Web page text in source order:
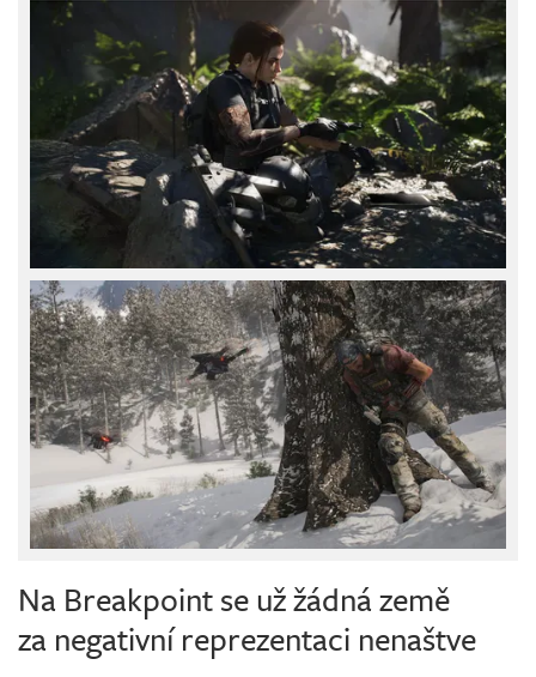
Na Breakpoint se už žádná země
za negativní reprezentaci nenaštve